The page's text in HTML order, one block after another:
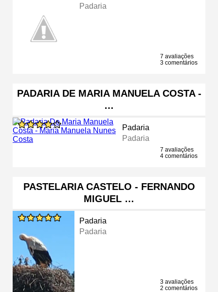
Padaria
7 avaliações
3 comentários
PADARIA DE MARIA MANUELA COSTA -
…
Padaria
Padaria
7 avaliações
4 comentários
PASTELARIA CASTELO - FERNANDO
MIGUEL …
Padaria
Padaria
3 avaliações
2 comentários